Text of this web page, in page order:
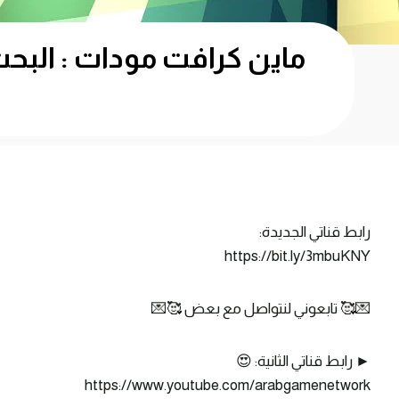
رابط قناتي الجديدة:
https://bit.ly/3mbuKNY
💌🥰 تابعوني لنتواصل مع بعض 🥰💌
► رابط قناتي الثانية: 😍
https://www.youtube.com/arabgamenetwork